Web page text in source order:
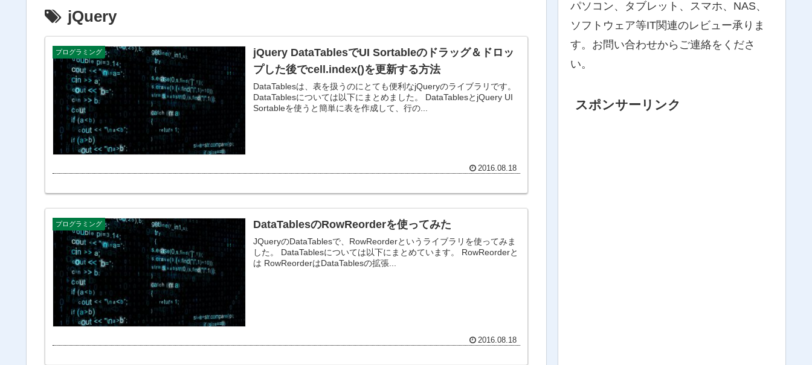
jQuery
プログラミング
jQuery DataTablesでUI Sortableのドラッグ＆ドロッ
プした後でcell.index()を更新する方法
DataTablesは、表を扱うのにとても便利なjQueryのライブラリです。
DataTablesについては以下にまとめました。 DataTablesとjQuery UI
Sortableを使うと簡単に表を作成して、行の...
2016.08.18
プログラミング DataTablesのRowReorderを使ってみた
JQueryのDataTablesで、RowReorderというライブラリを使ってみま
した。 DataTablesについては以下にまとめています。 RowReorderと
は RowReorderはDataTablesの拡張...
2016.08.18
パソコン、タブレット、スマホ、NAS、
ソフトウェア等IT関連のレビュー承りま
す。お問い合わせからご連絡をくださ
い。
スポンサーリンク